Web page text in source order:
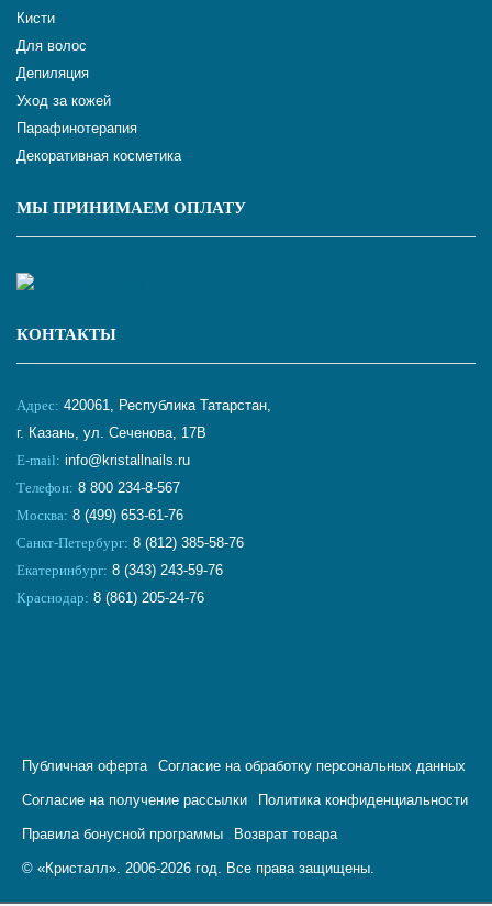
Кисти
Для волос
Депиляция
Уход за кожей
Парафинотерапия
Декоративная косметика
МЫ ПРИНИМАЕМ ОПЛАТУ
КОНТАКТЫ
Адрес: 420061, Республика Татарстан,
г. Казань, ул. Сеченова, 17В
E-mail: info@kristallnails.ru
Телефон: 8 800 234-8-567
Москва: 8 (499) 653-61-76
Санкт-Петербург: 8 (812) 385-58-76
Екатеринбург: 8 (343) 243-59-76
Краснодар: 8 (861) 205-24-76
© «Кристалл». 2006-2026 год. Все права защищены.
Публичная оферта Согласие на обработку персональных данных
Согласие на получение рассылки Политика конфиденциальности
Правила бонусной программы Возврат товара